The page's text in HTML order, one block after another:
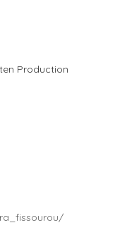
Production